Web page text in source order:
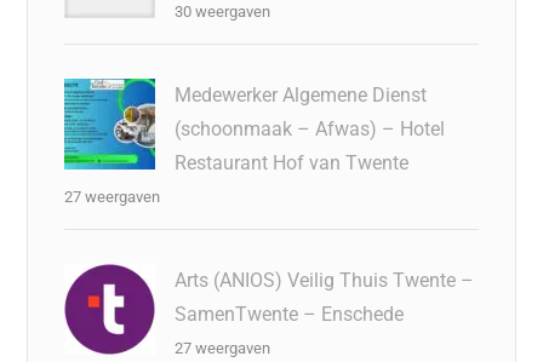
30 weergaven
Medewerker Algemene Dienst
(schoonmaak – Afwas) – Hotel
Restaurant Hof van Twente
27 weergaven
Arts (ANIOS) Veilig Thuis Twente –
SamenTwente – Enschede
27 weergaven